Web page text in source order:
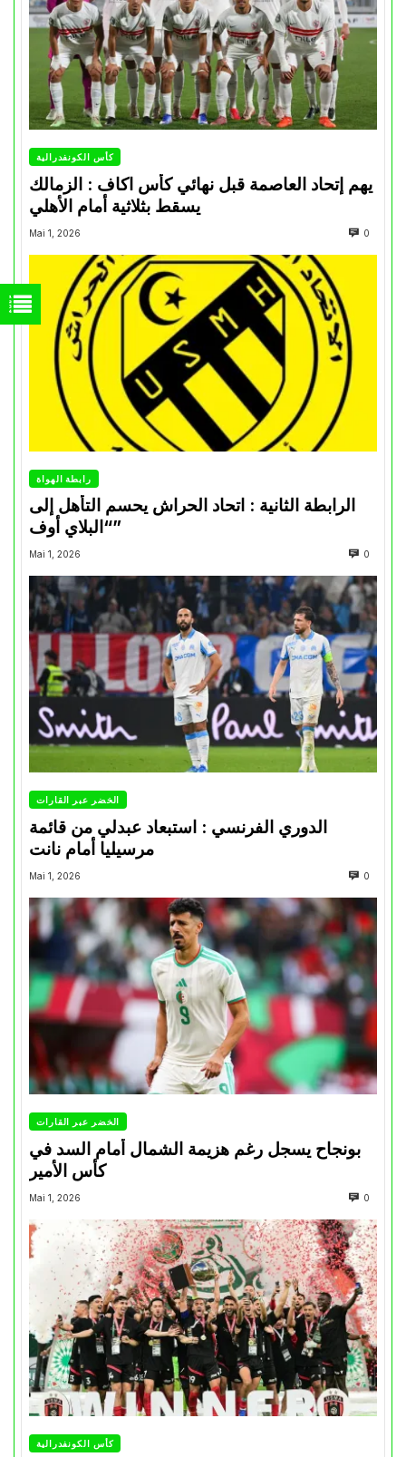
كأس الكونفدرالية
يهم إتحاد العاصمة قبل نهائي كأس اكاف : الزمالك
Mai 1, 2026 0
رابطة الهواة
الرابطة الثانية : اتحاد الحراش يحسم التأهل إلى
“البلاي أوف”
Mai 1, 2026 0
الخضر عبر القارات
الدوري الفرنسي : استبعاد عبدلي من قائمة
مرسيليا أمام نانت
Mai 1, 2026 0
الخضر عبر القارات
بونجاح يسجل رغم هزيمة الشمال أمام السد في
كأس الأمير
Mai 1, 2026 0
كأس الكونفدرالية